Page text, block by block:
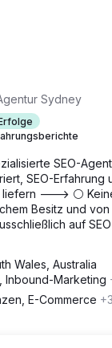
Sydney
SEO-
SEO-Erfahrung
liefern ---> ⚪
Besitz und
auf
Wales, Australia
Inbound-Marketing
E-Commerce +3